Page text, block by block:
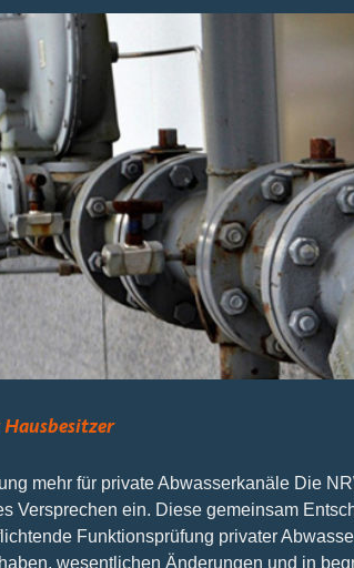
mehr für private Abwasserkanäle Die
Versprechen ein. Diese gemeinsam
Funktionsprüfung privater
wesentlichen Änderungen und in